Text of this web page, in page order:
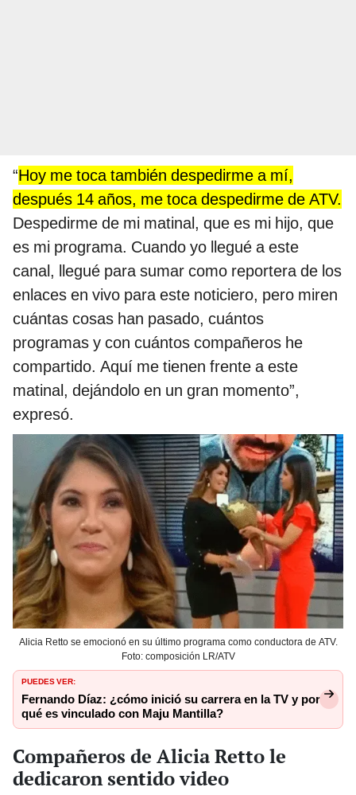
“Hoy me toca también despedirme a mí,
después 14 años, me toca despedirme de ATV.
Despedirme de mi matinal, que es mi hijo, que
es mi programa. Cuando yo llegué a este
canal, llegué para sumar como reportera de los
enlaces en vivo para este noticiero, pero miren
cuántas cosas han pasado, cuántos
programas y con cuántos compañeros he
compartido. Aquí me tienen frente a este
matinal, dejándolo en un gran momento”,
expresó.
Alicia Retto se emocionó en su último programa como conductora de ATV.
Foto: composición LR/ATV
PUEDES VER:
Fernando Díaz: ¿cómo inició su carrera en la TV y por
qué es vinculado con Maju Mantilla?
Compañeros de Alicia Retto le
dedicaron sentido video